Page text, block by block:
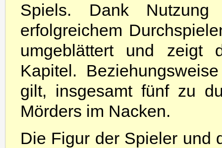
Spiels. Dank
erfolgreichem
umgeblättert und zeigt
Kapitel.
gilt, insgesamt fünf zu
Mörders im Nacken.
Die Figur der Spieler und